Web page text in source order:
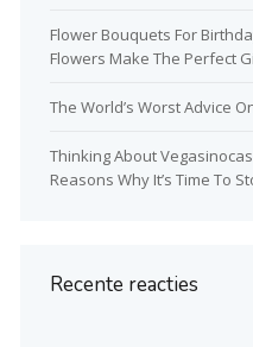
Flower Bouquets For
Flowers Make The Perfect
The World’s Worst Advice
Thinking About
Reasons Why It’s Time To
Recente reacties